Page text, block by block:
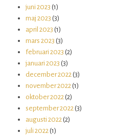
juni 2023 (1)
maj 2023 (3)
april 2023 (1)
mars 2023 (3)
februari 2023 (2)
januari 2023 (3)
december 2022 (3)
november 2022 (1)
oktober 2022 (2)
september 2022 (3)
augusti 2022 (2)
juli 2022 (1)